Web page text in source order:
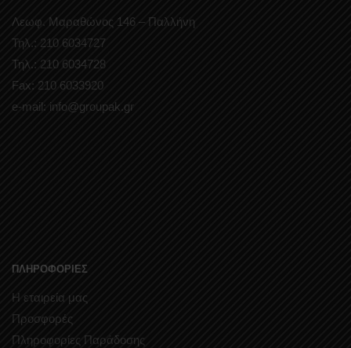
Λεωφ. Μαραθώνος 146 – Παλλήνη
Τηλ.: 210 6034727
Τηλ.: 210 6034728
Fax: 210 6033920
e-mail: info@groupak.gr
ΠΛΗΡΟΦΟΡΙΕΣ
Η εταιρεία μας
Προσφορές
Πληροφορίες Παράδοσης